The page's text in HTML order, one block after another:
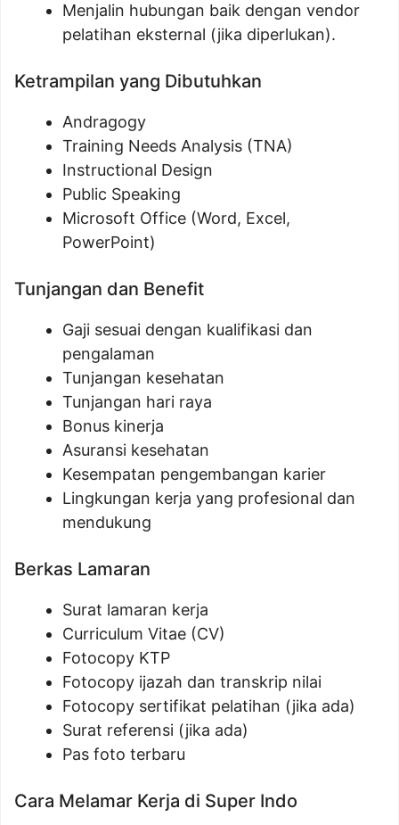
Menjalin hubungan baik dengan vendor
pelatihan eksternal (jika diperlukan).
Ketrampilan yang Dibutuhkan
Andragogy
Training Needs Analysis (TNA)
Instructional Design
Public Speaking
Microsoft Office (Word, Excel,
PowerPoint)
Tunjangan dan Benefit
Gaji sesuai dengan kualifikasi dan
pengalaman
Tunjangan kesehatan
Tunjangan hari raya
Bonus kinerja
Asuransi kesehatan
Kesempatan pengembangan karier
Lingkungan kerja yang profesional dan
mendukung
Berkas Lamaran
Surat lamaran kerja
Curriculum Vitae (CV)
Fotocopy KTP
Fotocopy ijazah dan transkrip nilai
Fotocopy sertifikat pelatihan (jika ada)
Surat referensi (jika ada)
Pas foto terbaru
Cara Melamar Kerja di Super Indo